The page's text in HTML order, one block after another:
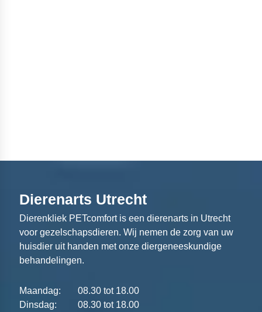
Dierenarts Utrecht
Dierenkliek PETcomfort is een dierenarts in Utrecht
voor gezelschapsdieren. Wij nemen de zorg van uw
huisdier uit handen met onze diergeneeskundige
behandelingen.
Maandag:
08.30 tot 18.00
Dinsdag:
08.30 tot 18.00